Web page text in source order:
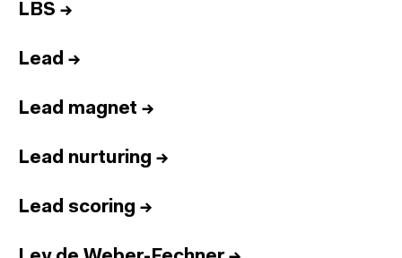
LBS →
Lead →
Lead magnet →
Lead nurturing →
Lead scoring →